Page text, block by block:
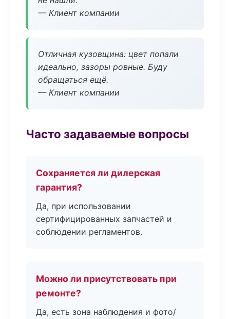
— Клиент компании
Отличная кузовщина: цвет попали
идеально, зазоры ровные. Буду
обращаться ещё.
— Клиент компании
Часто задаваемые вопросы
Сохраняется ли дилерская
гарантия?
Да, при использовании
сертифицированных запчастей и
соблюдении регламентов.
Можно ли присутствовать при
ремонте?
Да, есть зона наблюдения и фото/